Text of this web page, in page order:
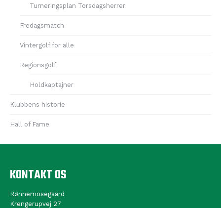
Turneringsplan Torsdagsherrer
Fredagsmatch
Vintergolf for alle
Regionsgolf
Holdkaptajner
Klubbens historie
Hall of Fame
KONTAKT OS
Rønnemosegaard
Krengerupvej 27